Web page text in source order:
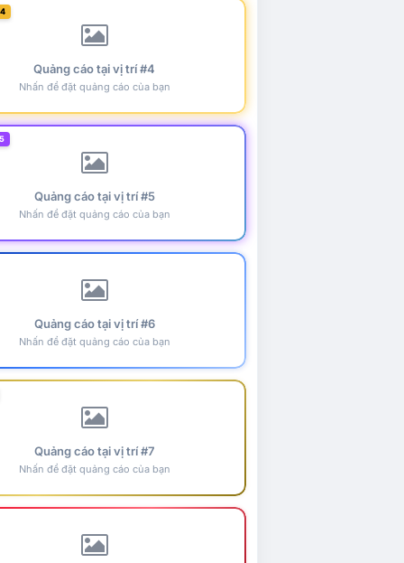
Quảng cáo tại vị trí #4
Nhấn để đặt quảng cáo của bạn
Quảng cáo tại vị trí #5
Nhấn để đặt quảng cáo của bạn
Quảng cáo tại vị trí #6
Nhấn để đặt quảng cáo của bạn
Quảng cáo tại vị trí #7
Nhấn để đặt quảng cáo của bạn